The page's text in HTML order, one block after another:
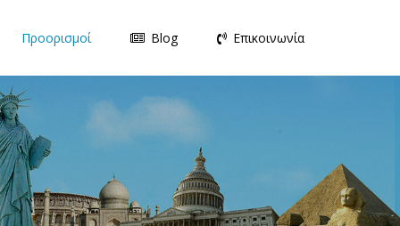
Προορισμοί Blog Επικοινωνία